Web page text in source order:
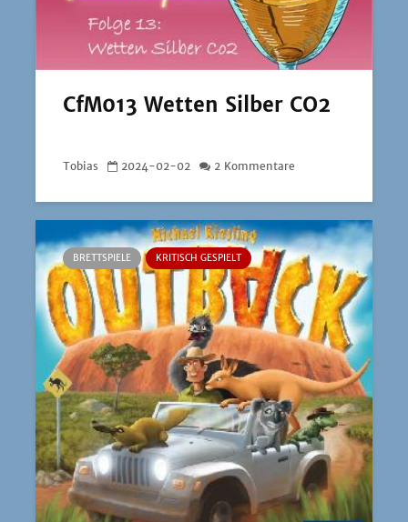
CfM013 Wetten Silber CO2
Tobias 2024-02-02 2 Kommentare
BRETTSPIELE KRITISCH GESPIELT